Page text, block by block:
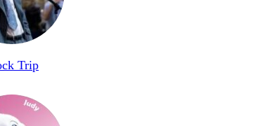
Trip